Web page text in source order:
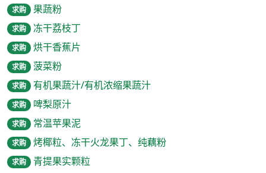
求购 果蔬粉
求购 冻干荔枝丁
求购 烘干香蕉片
求购 菠菜粉
求购 有机果蔬汁/有机浓缩果蔬汁
求购 啤梨原汁
求购 常温苹果泥
求购 烤椰粒、冻干火龙果丁、纯藕粉
求购 青提果实颗粒